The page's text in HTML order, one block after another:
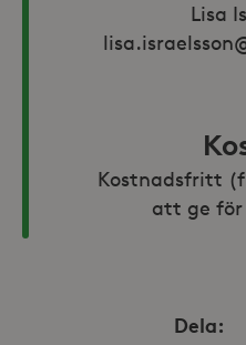
Lisa
Kostnadsfritt
att ge för
Dela: